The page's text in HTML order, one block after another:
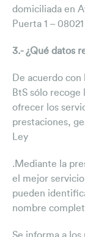
domiciliada en
Puerta 1 –
3.- ¿Qué datos
De acuerdo
BtS sólo
ofrecer los
prestaciones,
Ley
.Mediante la
el mejor
pueden
nombre